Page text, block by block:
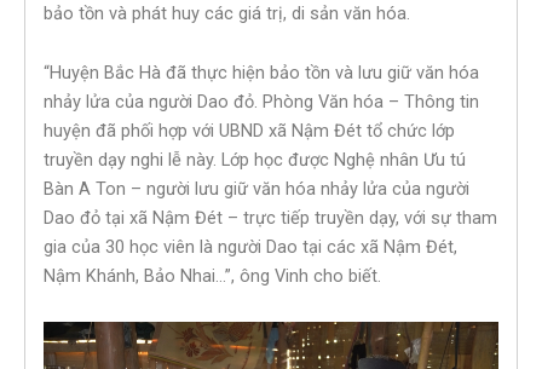
bảo tồn và phát huy các giá trị, di sản văn hóa.
“Huyện Bắc Hà đã thực hiện bảo tồn và lưu giữ văn hóa
nhảy lửa của người Dao đỏ. Phòng Văn hóa – Thông tin
huyện đã phối hợp với UBND xã Nậm Đét tổ chức lớp
truyền dạy nghi lễ này. Lớp học được Nghệ nhân Ưu tú
Bàn A Ton – người lưu giữ văn hóa nhảy lửa của người
Dao đỏ tại xã Nậm Đét – trực tiếp truyền dạy, với sự tham
gia của 30 học viên là người Dao tại các xã Nậm Đét,
Nậm Khánh, Bảo Nhai…”, ông Vinh cho biết.